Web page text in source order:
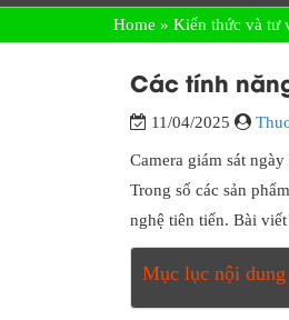
Home » Kiến thức và tư
Các tính
11/04/2025
Camera giám sát
Trong số các sản
nghệ tiên tiến. Bài
Mục lục nội dung